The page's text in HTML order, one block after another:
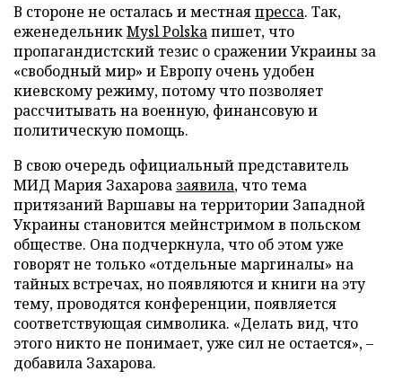
В стороне не осталась и местнаяпресса. Так,
еженедельникMysl Polskaпишет, что
пропагандистский тезис о сражении Украины за
«свободный мир» и Европу очень удобен
киевскому режиму, потому что позволяет
рассчитывать на военную, финансовую и
политическую помощь.
В свою очередь официальный представитель
МИД Мария Захарова заявила, что тема
притязаний Варшавы на территории Западной
Украины становится мейнстримом в польском
обществе. Она подчеркнула, что об этом уже
говорят не только «отдельные маргиналы» на
тайных встречах, но появляются и книги на эту
тему, проводятся конференции, появляется
соответствующая символика. «Делать вид, что
этого никто не понимает, уже сил не остается», –
добавила Захарова.